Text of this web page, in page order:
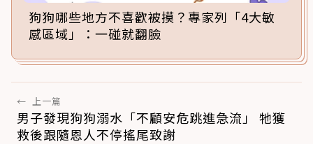
狗狗哪些地方不喜歡被摸？專家列「4大敏
感區域」：一碰就翻臉
← 上一篇
男子發現狗狗溺水「不顧安危跳進急流」 牠獲
救後跟隨恩人不停搖尾致謝